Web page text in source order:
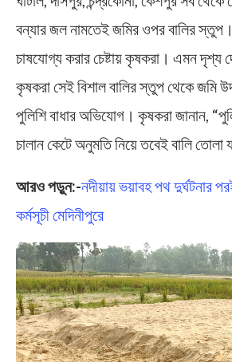
বন্যার জল নামতেই জমির ওপর বালির স্তুপ।
চাষযোগ্য করার চেষ্টায় কৃষকরা। এমন দৃশ্য
কৃষকরা সেই বিশাল বালির স্তুপ থেকে জমি
পুলিশি বাধার অভিযোগ। কৃষকরা জানান,
চালান কেটে অনুমতি নিয়ে তবেই বালি তোলা
আরও পড়ুন:-নদীয়ায় ভয়াবহ পথ দুর্ঘটনার
কর্মসূচী মেদিনীপুরে